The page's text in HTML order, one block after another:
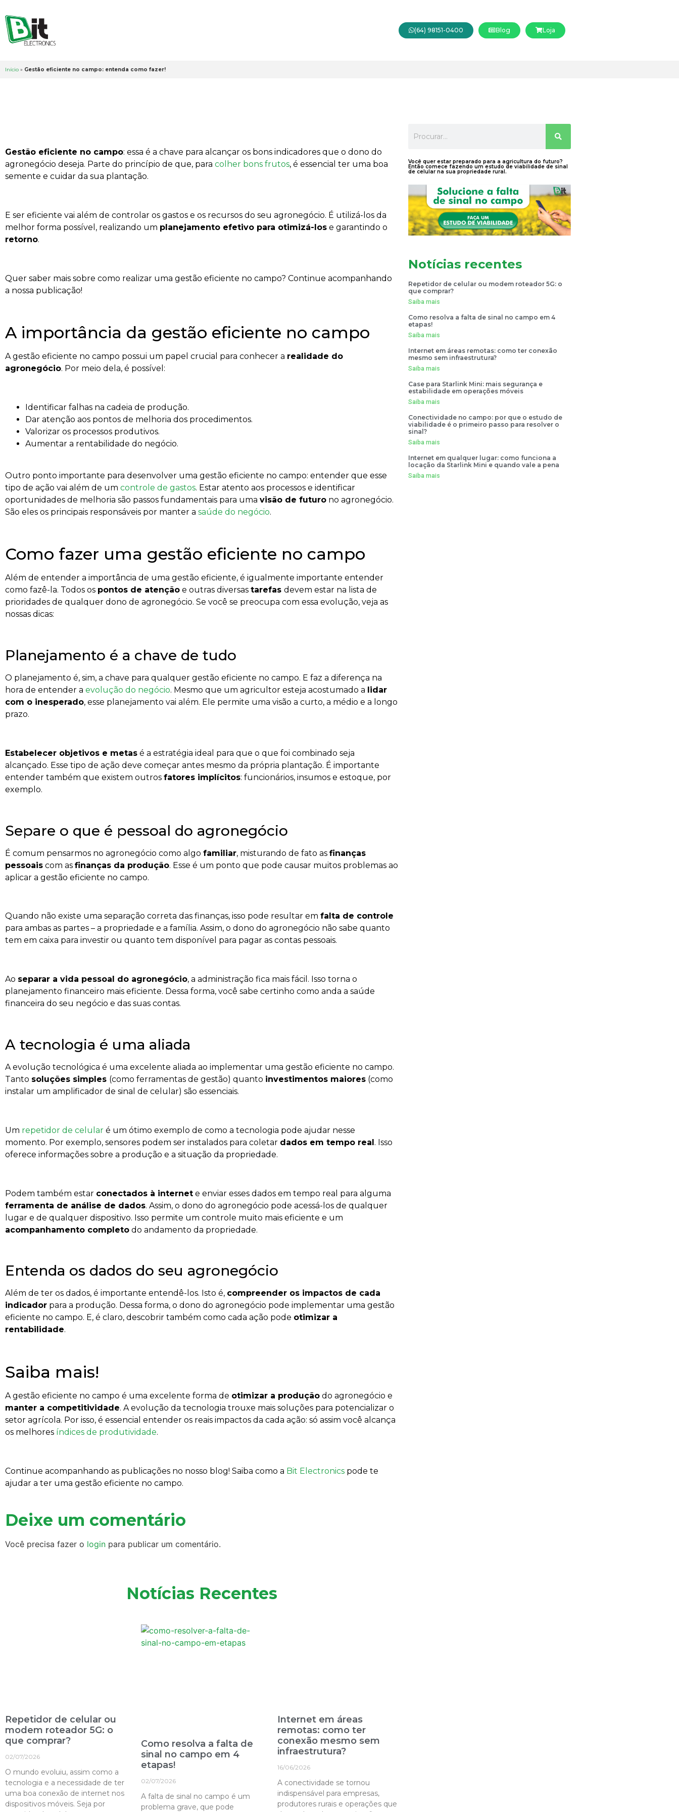
(64) 98151-0400 Blog Loja
Início » Gestão eficiente no campo: entenda como fazer!
Gestão eficiente no campo: essa é a chave para alcançar os bons indicadores que o dono do
agronegócio deseja. Parte do princípio de que, para colher bons frutos, é essencial ter uma boa
semente e cuidar da sua plantação.
E ser eficiente vai além de controlar os gastos e os recursos do seu agronegócio. É utilizá-los da
melhor forma possível, realizando um planejamento efetivo para otimizá-los e garantindo o
retorno.
Quer saber mais sobre como realizar uma gestão eficiente no campo? Continue acompanhando
a nossa publicação!
A importância da gestão eficiente no campo
A gestão eficiente no campo possui um papel crucial para conhecer a realidade do
agronegócio. Por meio dela, é possível:
Identificar falhas na cadeia de produção.
Dar atenção aos pontos de melhoria dos procedimentos.
Valorizar os processos produtivos.
Aumentar a rentabilidade do negócio.
Outro ponto importante para desenvolver uma gestão eficiente no campo: entender que esse
tipo de ação vai além de um controle de gastos. Estar atento aos processos e identificar
oportunidades de melhoria são passos fundamentais para uma visão de futuro no agronegócio.
São eles os principais responsáveis por manter a saúde do negócio.
Como fazer uma gestão eficiente no campo
Além de entender a importância de uma gestão eficiente, é igualmente importante entender
como fazê-la. Todos os pontos de atenção e outras diversas tarefas devem estar na lista de
prioridades de qualquer dono de agronegócio. Se você se preocupa com essa evolução, veja as
nossas dicas:
Planejamento é a chave de tudo
O planejamento é, sim, a chave para qualquer gestão eficiente no campo. E faz a diferença na
hora de entender a evolução do negócio. Mesmo que um agricultor esteja acostumado a lidar
com o inesperado, esse planejamento vai além. Ele permite uma visão a curto, a médio e a longo
prazo.
Estabelecer objetivos e metas é a estratégia ideal para que o que foi combinado seja
alcançado. Esse tipo de ação deve começar antes mesmo da própria plantação. É importante
entender também que existem outros fatores implícitos: funcionários, insumos e estoque, por
exemplo.
Separe o que é pessoal do agronegócio
É comum pensarmos no agronegócio como algo familiar, misturando de fato as finanças
pessoais com as finanças da produção. Esse é um ponto que pode causar muitos problemas ao
aplicar a gestão eficiente no campo.
Quando não existe uma separação correta das finanças, isso pode resultar em falta de controle
para ambas as partes – a propriedade e a família. Assim, o dono do agronegócio não sabe quanto
tem em caixa para investir ou quanto tem disponível para pagar as contas pessoais.
Ao separar a vida pessoal do agronegócio, a administração fica mais fácil. Isso torna o
planejamento financeiro mais eficiente. Dessa forma, você sabe certinho como anda a saúde
financeira do seu negócio e das suas contas.
A tecnologia é uma aliada
A evolução tecnológica é uma excelente aliada ao implementar uma gestão eficiente no campo.
Tanto soluções simples (como ferramentas de gestão) quanto investimentos maiores (como
instalar um amplificador de sinal de celular) são essenciais.
Um repetidor de celular é um ótimo exemplo de como a tecnologia pode ajudar nesse
momento. Por exemplo, sensores podem ser instalados para coletar dados em tempo real. Isso
oferece informações sobre a produção e a situação da propriedade.
Podem também estar conectados à internet e enviar esses dados em tempo real para alguma
ferramenta de análise de dados. Assim, o dono do agronegócio pode acessá-los de qualquer
lugar e de qualquer dispositivo. Isso permite um controle muito mais eficiente e um
acompanhamento completo do andamento da propriedade.
Entenda os dados do seu agronegócio
Além de ter os dados, é importante entendê-los. Isto é, compreender os impactos de cada
indicador para a produção. Dessa forma, o dono do agronegócio pode implementar uma gestão
eficiente no campo. E, é claro, descobrir também como cada ação pode otimizar a
rentabilidade.
Saiba mais!
A gestão eficiente no campo é uma excelente forma de otimizar a produção do agronegócio e
manter a competitividade. A evolução da tecnologia trouxe mais soluções para potencializar o
setor agrícola. Por isso, é essencial entender os reais impactos da cada ação: só assim você alcança
os melhores índices de produtividade.
Continue acompanhando as publicações no nosso blog! Saiba como a Bit Electronics pode te
ajudar a ter uma gestão eficiente no campo.
Deixe um comentário
Você precisa fazer o login para publicar um comentário.
Notícias Recentes
Repetidor de celular ou
modem roteador 5G: o
que comprar?
02/07/2026
O mundo evoluiu, assim como a
tecnologia e a necessidade de ter
uma boa conexão de internet nos
dispositivos móveis. Seja por
Como resolva a falta de
sinal no campo em 4
etapas!
02/07/2026
A falta de sinal no campo é um
problema grave, que pode
Internet em áreas
remotas: como ter
conexão mesmo sem
infraestrutura?
16/06/2026
A conectividade se tornou
indispensável para empresas,
produtores rurais e operações que
Você quer estar preparado para a agricultura do futuro?
Então comece fazendo um estudo de viabilidade de sinal
de celular na sua propriedade rural.
Notícias recentes
Repetidor de celular ou modem roteador 5G: o
que comprar?
Saiba mais
Como resolva a falta de sinal no campo em 4
etapas!
Saiba mais
Internet em áreas remotas: como ter conexão
mesmo sem infraestrutura?
Saiba mais
Case para Starlink Mini: mais segurança e
estabilidade em operações móveis
Saiba mais
Conectividade no campo: por que o estudo de
viabilidade é o primeiro passo para resolver o
sinal?
Saiba mais
Internet em qualquer lugar: como funciona a
locação da Starlink Mini e quando vale a pena
Saiba mais